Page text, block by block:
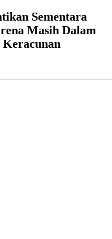
Sementara
Masih Dalam